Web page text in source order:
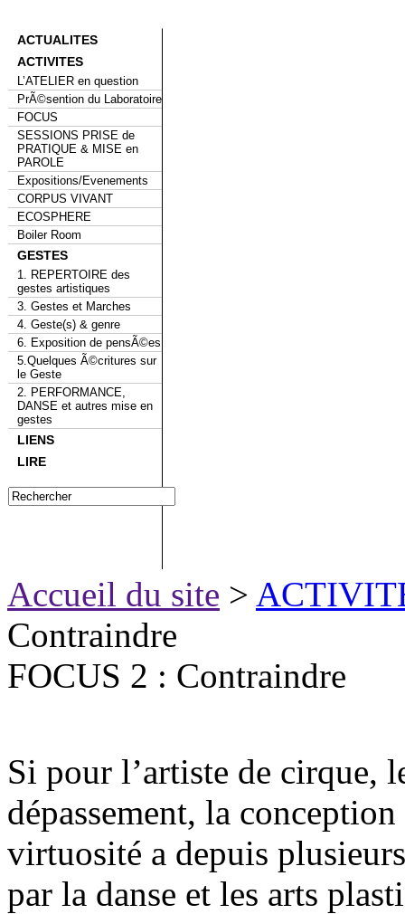
ACTUALITES
ACTIVITES
L’ATELIER en question
PrÃ©sention du Laboratoire
FOCUS
SESSIONS PRISE de
PRATIQUE & MISE en
PAROLE
Expositions/Evenements
CORPUS VIVANT
ECOSPHERE
Boiler Room
GESTES
1. REPERTOIRE des
gestes artistiques
3. Gestes et Marches
4. Geste(s) & genre
6. Exposition de pensÃ©es
5.Quelques Ã©critures sur
le Geste
2. PERFORMANCE,
DANSE et autres mise en
gestes
LIENS
LIRE
Accueil du site >
Contraindre
FOCUS 2 : Contraindre
Si pour l’artiste de cirque,
dépassement, la
virtuosité a depuis
par la danse et les arts